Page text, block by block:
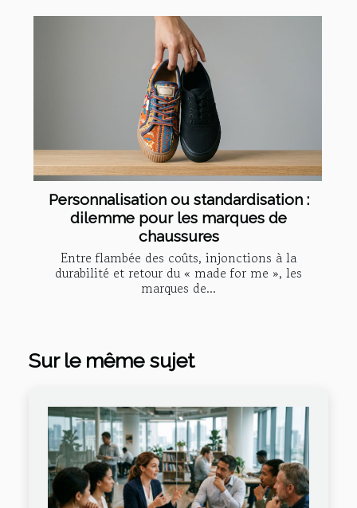
Personnalisation ou standardisation :
dilemme pour les marques de
chaussures
Entre flambée des coûts, injonctions à la
durabilité et retour du « made for me », les
marques de...
Sur le même sujet